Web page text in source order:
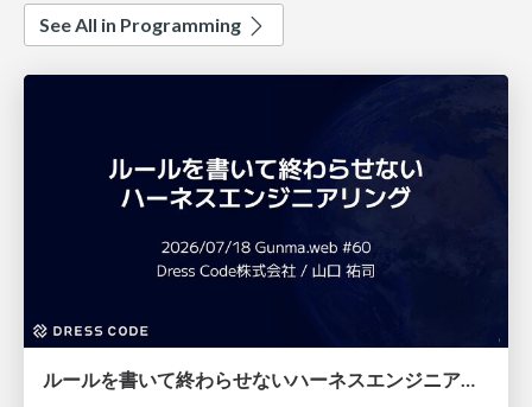
See All in Programming